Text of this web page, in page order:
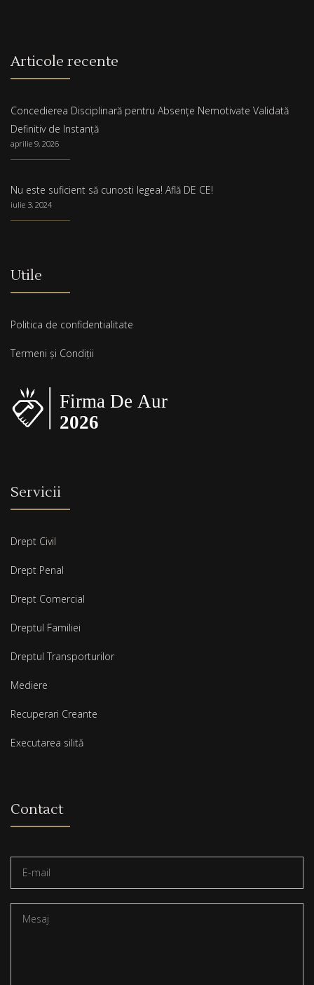
Articole recente
Concedierea Disciplinară pentru Absențe Nemotivate Validată
Definitiv de Instanță
aprilie 9, 2026
Nu este suficient să cunosti legea! Află DE CE!
iulie 3, 2024
Utile
Politica de confidentialitate
Termeni și Condiții
Servicii
Drept Civil
Drept Penal
Drept Comercial
Dreptul Familiei
Dreptul Transporturilor
Mediere
Recuperari Creante
Executarea silită
Contact